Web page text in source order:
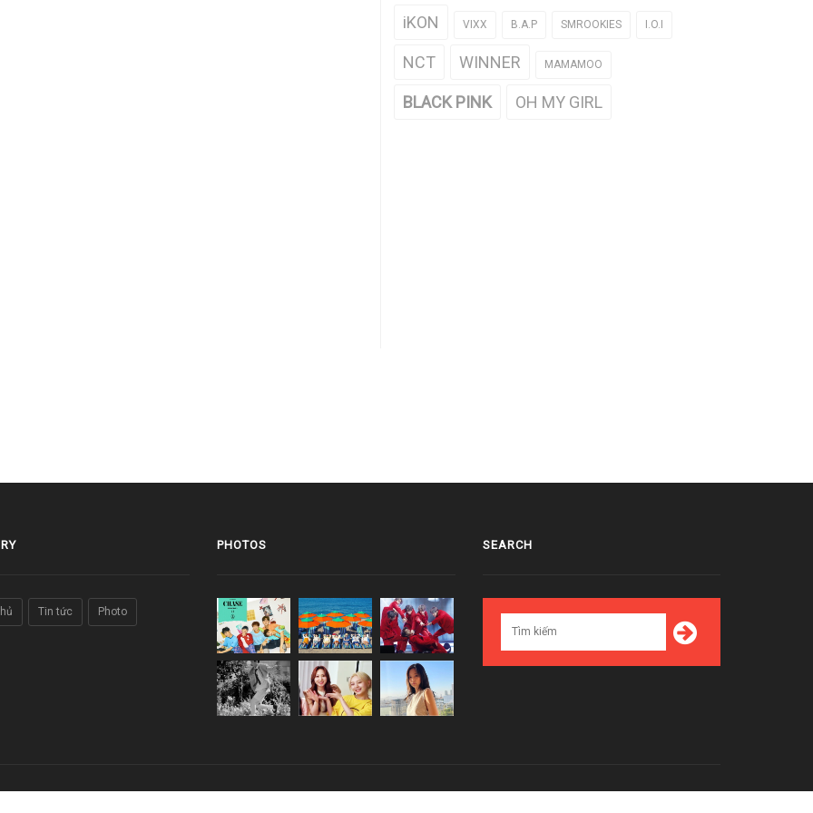
iKON VIXX B.A.P SMROOKIES I.O.I
NCT WINNER MAMAMOO
BLACK PINK OH MY GIRL
Tin tức Photo
PHOTOS SEARCH